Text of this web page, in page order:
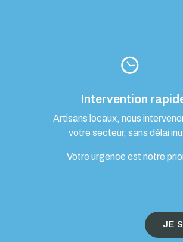
Intervention
Artisans locaux, nous
votre secteur, sans délai
Votre urgence est notre
JE